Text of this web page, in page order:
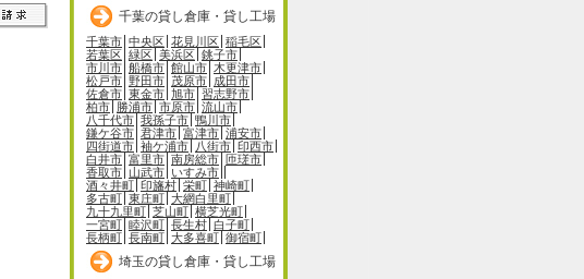
千葉の貸し倉庫・貸し工場
千葉市 中央区 花見川区 稲毛区
若葉区 緑区 美浜区 銚子市
市川市 船橋市 館山市 木更津市
松戸市 野田市 茂原市 成田市
佐倉市 東金市 旭市 習志野市
柏市 勝浦市 市原市 流山市
八千代市 我孫子市 鴨川市
鎌ケ谷市 君津市 富津市 浦安市
四街道市 袖ケ浦市 八街市 印西市
白井市 富里市 南房総市 匝瑳市
香取市 山武市 いすみ市
酒々井町 印旛村 栄町 神崎町
多古町 東庄町 大網白里町
九十九里町 芝山町 横芝光町
一宮町 睦沢町 長生村 白子町
長柄町 長南町 大多喜町 御宿町
埼玉の貸し倉庫・貸し工場